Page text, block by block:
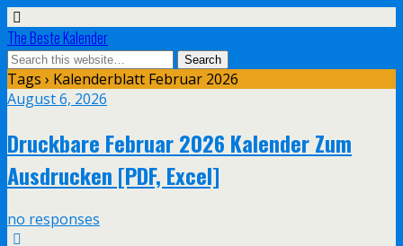
The Beste Kalender
Tags › Kalenderblatt Februar 2026
August 6, 2026
Druckbare Februar 2026 Kalender Zum
Ausdrucken [PDF, Excel]
no responses